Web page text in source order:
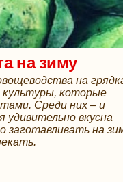
на зиму
на
которые
Среди них – и
удивительно вкусна
заготавливать на